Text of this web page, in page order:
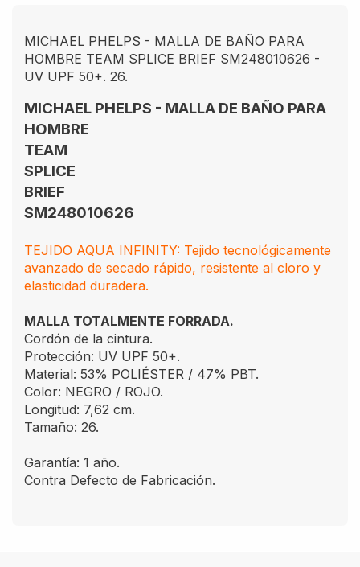
MICHAEL PHELPS - MALLA DE BAÑO PARA
HOMBRE TEAM SPLICE BRIEF SM248010626 -
UV UPF 50+. 26.
MICHAEL PHELPS - MALLA DE BAÑO PARA
HOMBRE
TEAM
SPLICE
BRIEF
SM248010626
TEJIDO AQUA INFINITY: Tejido tecnológicamente
avanzado de secado rápido, resistente al cloro y
elasticidad duradera.
MALLA TOTALMENTE FORRADA.
Cordón de la cintura.
Protección: UV UPF 50+.
Material: 53% POLIÉSTER / 47% PBT.
Color: NEGRO / ROJO.
Longitud: 7,62 cm.
Tamaño: 26.
Garantía: 1 año.
Contra Defecto de Fabricación.